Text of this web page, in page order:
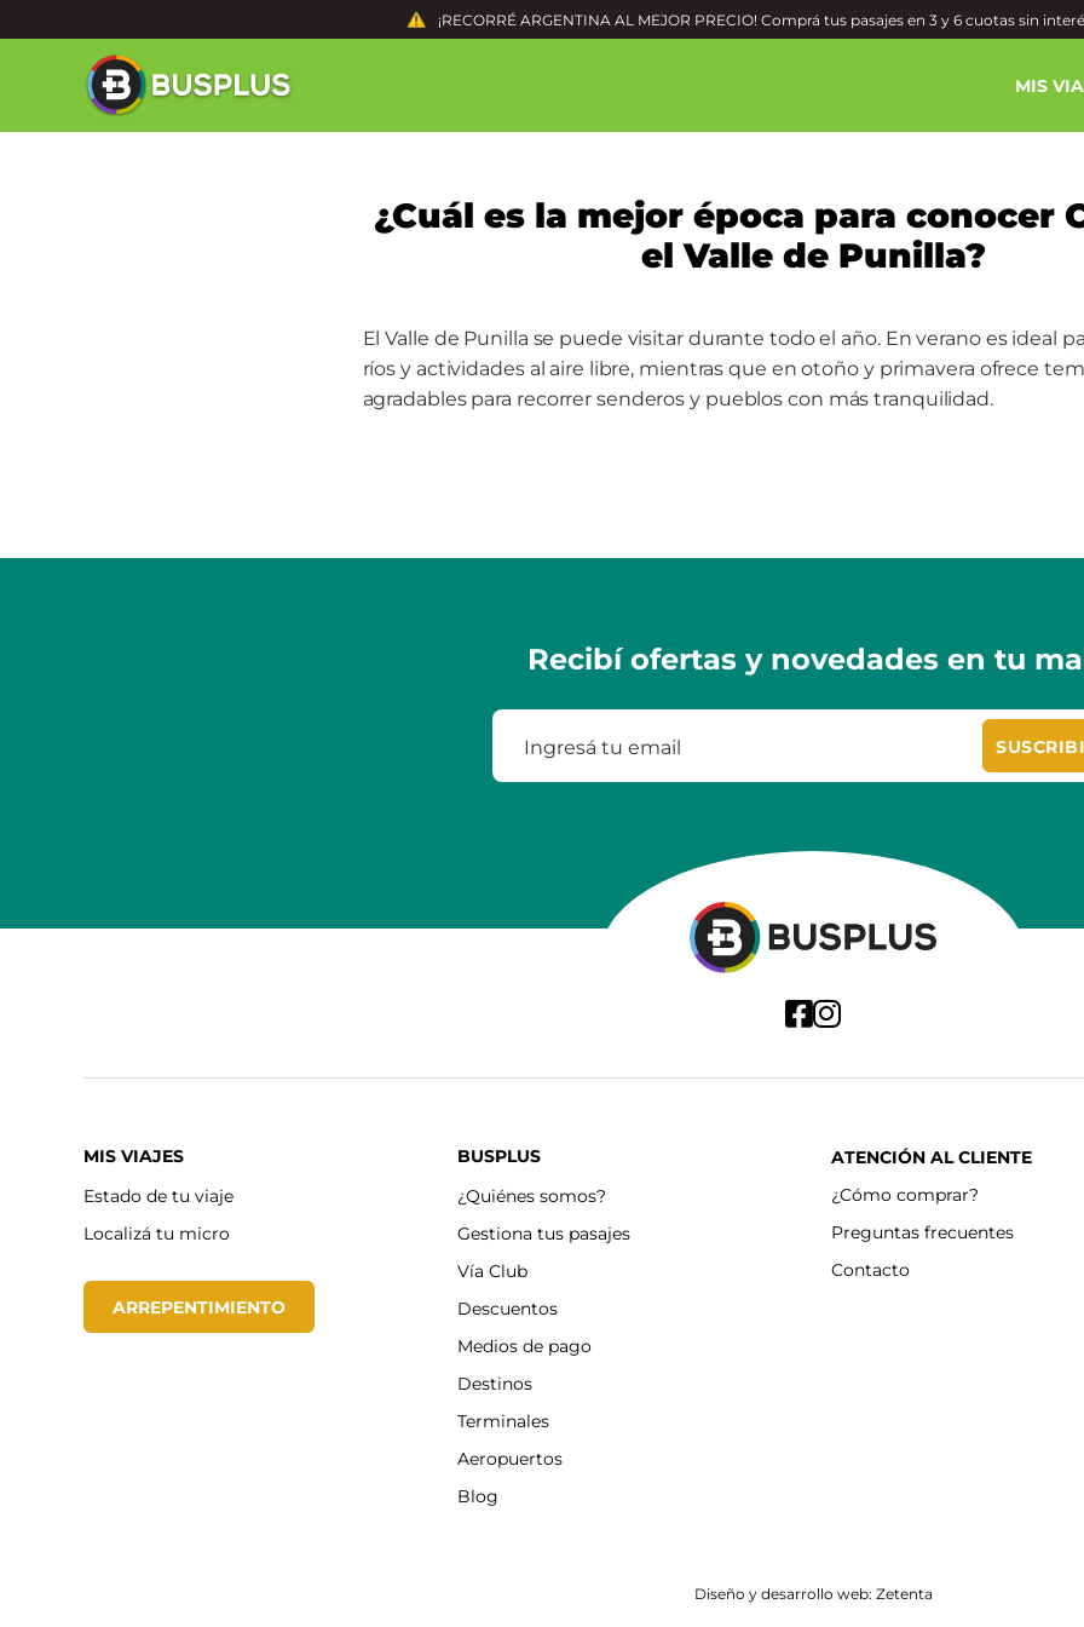
¡RECORRÉ ARGENTINA AL MEJOR PRECIO! Comprá tus pasajes en 3 y 6 cuotas sin
MIS
¿Cuál es la mejor época para conocer
el Valle de Punilla?
El Valle de Punilla se puede visitar durante todo el año. En verano es ideal
ríos y actividades al aire libre, mientras que en otoño y primavera ofrece
agradables para recorrer senderos y pueblos con más tranquilidad.
Recibí ofertas y novedades en tu
MIS VIAJES
Estado de tu viaje
Localizá tu micro
ARREPENTIMIENTO
BUSPLUS
¿Quiénes somos?
Gestiona tus pasajes
Vía Club
Descuentos
Medios de pago
Destinos
Terminales
Aeropuertos
Blog
ATENCIÓN AL CLIENTE
¿Cómo comprar?
Preguntas frecuentes
Contacto
Diseño y desarrollo web: Zetenta